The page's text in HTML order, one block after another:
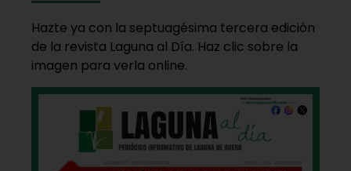
Hazte ya con la septuagésima tercera edición
de la revista Laguna al Día. Haz clic sobre la
imagen para verla online.